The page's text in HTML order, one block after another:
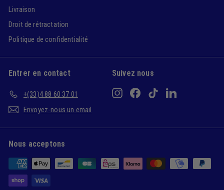
Livraison
Droit de rétractation
Politique de confidentialité
Entrer en contact
+(33)4 88 60 37 01
Envoyez-nous un email
Suivez nous
InstagramFacebookTikTokLinkedIn
Nous acceptons